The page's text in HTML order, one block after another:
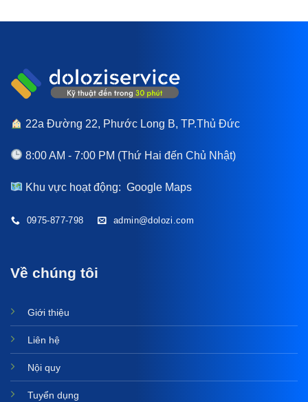
22a Đường 22, Phước Long B, TP.Thủ Đức
8:00 AM - 7:00 PM (Thứ Hai đến Chủ Nhật)
Khu vực hoạt động:Google Maps
0975-877-798 admin@dolozi.com
Về chúng tôi
Giới thiệu
Liên hệ
Nội quy
Tuyển dụng